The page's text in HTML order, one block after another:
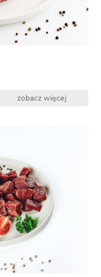
zobacz więcej